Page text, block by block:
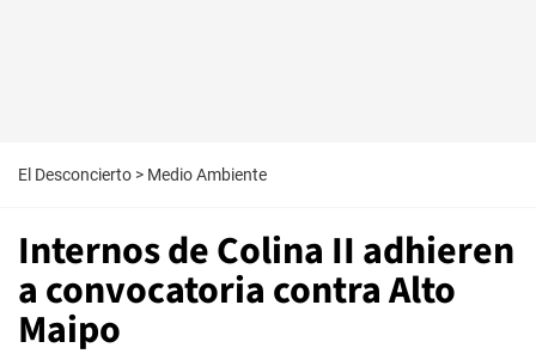
El Desconcierto > Medio Ambiente
Internos de Colina II adhieren
a convocatoria contra Alto
Maipo